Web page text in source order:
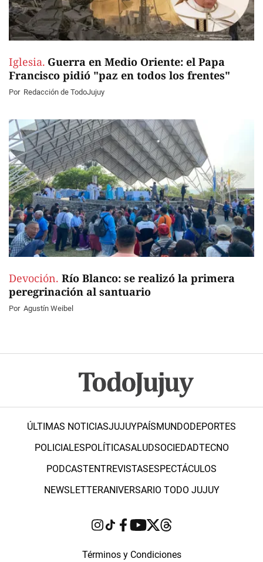
Iglesia. Guerra en Medio Oriente: el Papa
Francisco pidió "paz en todos los frentes"
Por Redacción de TodoJujuy
Devoción. Río Blanco: se realizó la primera
peregrinación al santuario
Por Agustín Weibel
ÚLTIMAS NOTICIASJUJUYPAÍSMUNDODEPORTES
POLICIALESPOLÍTICASALUDSOCIEDADTECNO
PODCASTENTREVISTASESPECTÁCULOS
NEWSLETTERANIVERSARIO TODO JUJUY
Términos y Condiciones